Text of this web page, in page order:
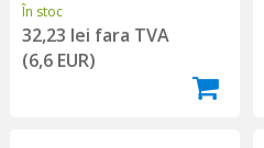
În stoc
32,23 lei fara TVA
(6,6 EUR)